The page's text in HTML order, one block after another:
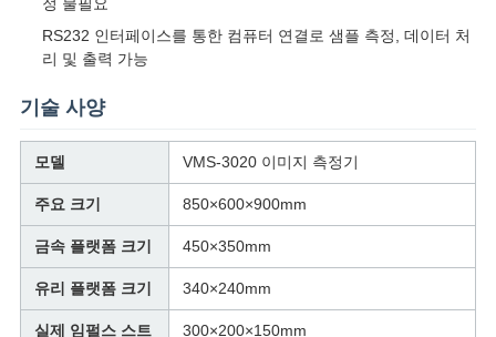
문
을
요
구
하
세
요
정 불필요
RS232 인터페이스를 통한 컴퓨터 연결로 샘플 측정, 데이터 처
리 및 출력 가능
기술 사양
모델 VMS-3020 이미지 측정기
주요 크기 850×600×900mm
금속 플랫폼 크기 450×350mm
유리 플랫폼 크기 340×240mm
실제 임펄스 스트 300×200×150mm